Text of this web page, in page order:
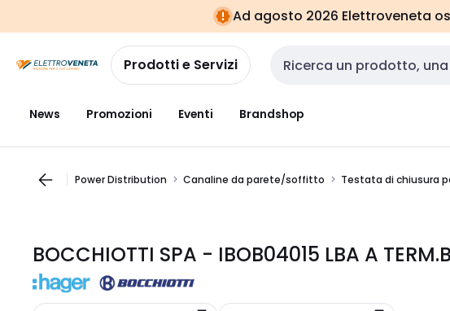
navigazionealla
pagina
Ad agosto 2026 Elettroveneta
Prodotti e Servizi Cerca input
News Promozioni Eventi Brandshop
Power Distribution Canaline da parete/soffitto Testata di chiusura
BOCCHIOTTI SPA - IBOB04015 LBA A